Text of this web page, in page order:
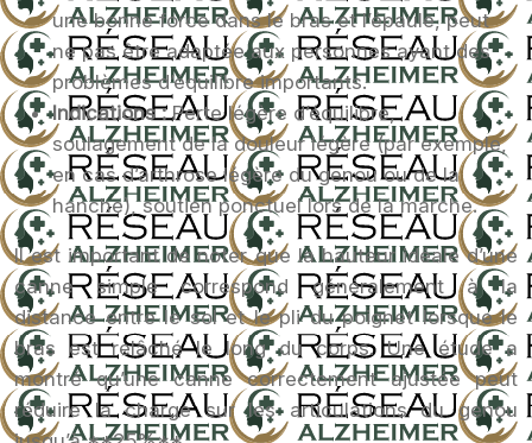
une bonne force dans le bras et l’épaule, peut
ne pas être adaptée aux personnes ayant des
problèmes d’équilibre importants.
Indications :Perte légère d’équilibre,
soulagement de la douleur légère (par exemple,
en cas d’arthrose légère du genou ou de la
hanche), soutien ponctuel lors de la marche.
Il est important de noter que la hauteur idéale d’une
canne simple correspond généralement à la
distance entre le sol et le pli du poignet lorsque le
bras est relâché le long du corps. Une étude a
montré qu’une canne correctement ajustée peut
réduire la charge sur les articulations du genou